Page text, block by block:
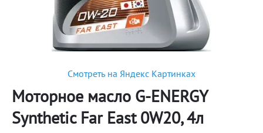
Смотреть на Яндекс Картинках
Моторное масло G-ENERGY
Synthetic Far East 0W20, 4л